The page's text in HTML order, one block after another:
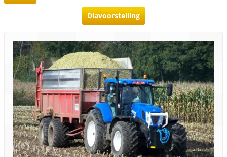
Diavoorstelling